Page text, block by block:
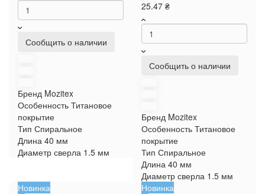
Сообщить о наличии
Бренд Mozitex
Особенность Титановое
покрытие
Тип Спиральное
Длина 40 мм
Диаметр сверла 1.5 мм
25.47 ₴
Сообщить о наличии
Бренд Mozitex
Особенность Титановое
покрытие
Тип Спиральное
Длина 40 мм
Диаметр сверла 1.5 мм
Новинка
Новинка